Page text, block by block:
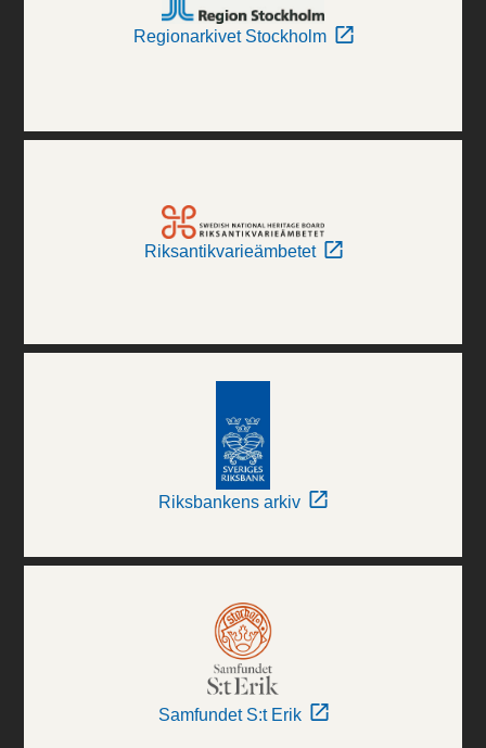
Regionarkivet Stockholm
Riksantikvarieämbetet
Riksbankens arkiv
Samfundet S:t Erik